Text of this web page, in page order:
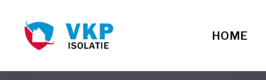
HOME